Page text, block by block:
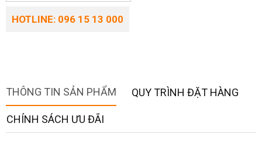
HOTLINE: 096 15 13 000
THÔNG TIN SẢN PHẨM QUY TRÌNH ĐẶT HÀNG
CHÍNH SÁCH ƯU ĐÃI